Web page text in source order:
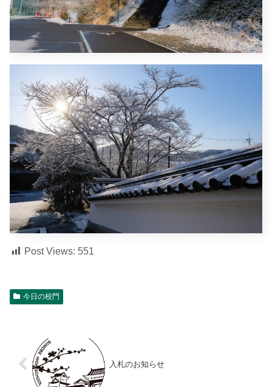
Post Views: 551
今日の校門
入札のお知らせ